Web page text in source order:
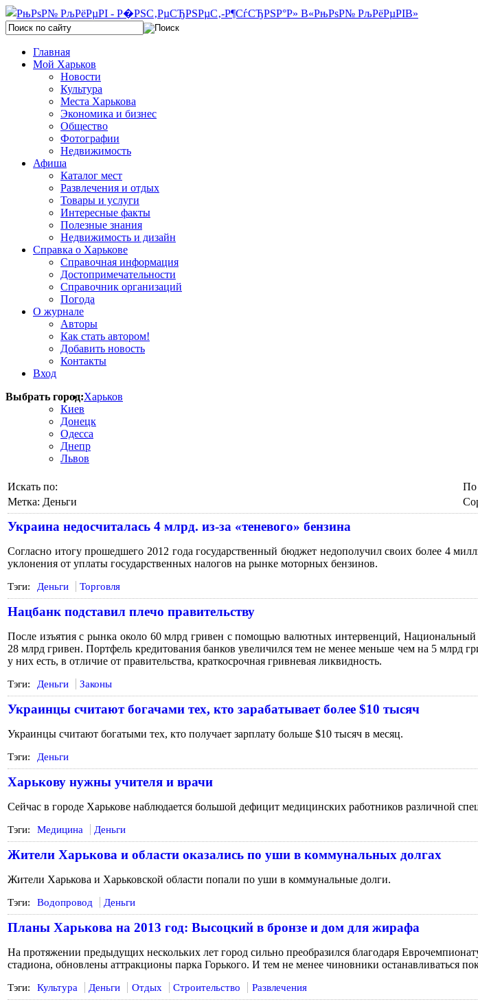
Главная
Мой Харьков
Новости
Культура
Места Харькова
Экономика и бизнес
Общество
Фотографии
Недвижимость
Афиша
Каталог мест
Развлечения и отдых
Товары и услуги
Интересные факты
Полезные знания
Недвижимость и дизайн
Справка о Харькове
Справочная информация
Достопримечательности
Справочник организаций
Погода
О журнале
Авторы
Как стать автором!
Добавить новость
Контакты
Вход
Выбрать город:Харьков
Киев
Донецк
Одесса
Днепр
Львов
Искать по:
По
Метка: Деньги
Украина недосчиталась 4 млрд. из-за «теневого» бензина
Согласно итогу прошедшего 2012 года государственный бюджет недополучил своих более 4
уклонения от уплаты государственных налогов на рынке моторных бензинов.
Тэги: Деньги Торговля
Нацбанк подставил плечо правительству
После изъятия с рынка около 60 млрд гривен с помощью валютных интервенций, Национальный
28 млрд гривен. Портфель кредитования банков увеличился тем не менее меньше чем на 5 млрд
у них есть, в отличие от правительства, краткосрочная гривневая ликвидность.
Тэги: Деньги Законы
Украинцы считают богачами тех, кто зарабатывает более $10 тысяч
Украинцы считают богатыми тех, кто получает зарплату больше $10 тысяч в месяц.
Тэги: Деньги
Харькову нужны учителя и врачи
Сейчас в городе Харькове наблюдается большой дефицит медицинских работников различной
Тэги: Медицина Деньги
Жители Харькова и области оказались по уши в коммунальных долгах
Жители Харькова и Харьковской области попали по уши в коммунальные долги.
Тэги: Водопровод Деньги
Планы Харькова на 2013 год: Высоцкий в бронзе и дом для жирафа
На протяжении предыдущих нескольких лет город сильно преобразился благодаря
стадиона, обновлены аттракционы парка Горького. И тем не менее чиновники останавливаться
Тэги: Культура Деньги Отдых Строительство Развлечения